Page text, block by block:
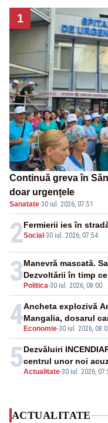
1
Continuă greva în
doar urgențele
Sanatate·30 iul. 2026, 07:51
2Social -30 iul. 2026, 07:54
Fermierii ies în
3 Politica-30 iul. 2026, 08:00
Manevră mascată.
Dezvoltării în timp
4 Economie-30 iul. 2026,
Ancheta explozivă
Mangalia, dosarul
5Actualitate-30 iul. 2026,
Dezvăluiri
centrul unor noi
ACTUALITATE